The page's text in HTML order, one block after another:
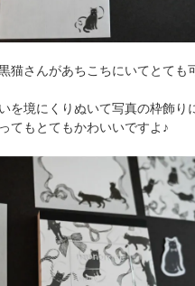
猫さんがあちこちにいてとても
を境にくりぬいて写真の枠飾り
てもとてもかわいいですよ♪